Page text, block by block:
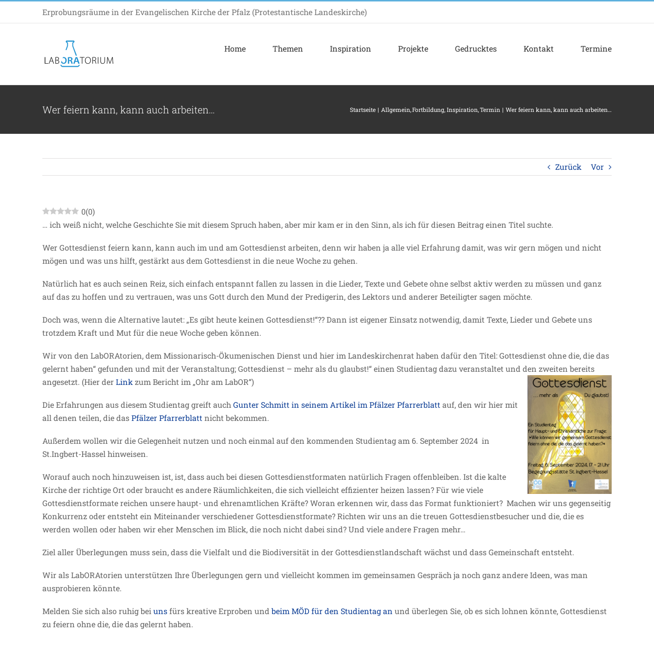
Erprobungsräume in der Evangelischen Kirche der Pfalz (Protestantische Landeskirche)
Home Themen Inspiration Projekte Gedrucktes Kontakt Termine
Wer feiern kann, kann auch arbeiten… Startseite Allgemein Fortbildung Inspiration Termin Wer feiern kann, kann auch arbeiten…
Zurück Vor
0(0)
… ich weiß nicht, welche Geschichte Sie mit diesem Spruch haben, aber mir kam er in den Sinn, als ich für diesen Beitrag einen Titel suchte.
Wer Gottesdienst feiern kann, kann auch im und am Gottesdienst arbeiten, denn wir haben ja alle viel Erfahrung damit, was wir gern mögen und nicht
mögen und was uns hilft, gestärkt aus dem Gottesdienst in die neue Woche zu gehen.
Natürlich hat es auch seinen Reiz, sich einfach entspannt fallen zu lassen in die Lieder, Texte und Gebete ohne selbst aktiv werden zu müssen und ganz
auf das zu hoffen und zu vertrauen, was uns Gott durch den Mund der Predigerin, des Lektors und anderer Beteiligter sagen möchte.
Doch was, wenn die Alternative lautet: „Es gibt heute keinen Gottesdienst!“?? Dann ist eigener Einsatz notwendig, damit Texte, Lieder und Gebete uns
trotzdem Kraft und Mut für die neue Woche geben können.
Wir von den LabORAtorien, dem Missionarisch-Ökumenischen Dienst und hier im Landeskirchenrat haben dafür den Titel: Gottesdienst ohne die, die das
gelernt haben“ gefunden und mit der Veranstaltung; Gottesdienst – mehr als du glaubst!“ einen Studientag dazu veranstaltet und den zweiten bereits
angesetzt. (Hier derLink zum Bericht im „Ohr am LabOR“)
Die Erfahrungen aus diesem Studientag greift auch Gunter Schmitt in seinem Artikel im Pfälzer Pfarrerblatt auf, den wir hier mit
all denen teilen, die dasPfälzer Pfarrerblatt nicht bekommen.
Außerdem wollen wir die Gelegenheit nutzen und noch einmal auf den kommenden Studientag am 6. September 2024 in
St.Ingbert-Hassel hinweisen.
Worauf auch noch hinzuweisen ist, ist, dass auch bei diesen Gottesdienstformaten natürlich Fragen offenbleiben. Ist die kalte
Kirche der richtige Ort oder braucht es andere Räumlichkeiten, die sich vielleicht effizienter heizen lassen? Für wie viele
Gottesdienstformate reichen unsere haupt- und ehrenamtlichen Kräfte? Woran erkennen wir, dass das Format funktioniert? Machen wir uns gegenseitig
Konkurrenz oder entsteht ein Miteinander verschiedener Gottesdienstformate? Richten wir uns an die treuen Gottesdienstbesucher und die, die es
werden wollen oder haben wir eher Menschen im Blick, die noch nicht dabei sind? Und viele andere Fragen mehr…
Ziel aller Überlegungen muss sein, dass die Vielfalt und die Biodiversität in der Gottesdienstlandschaft wächst und dass Gemeinschaft entsteht.
Wir als LabORAtorien unterstützen Ihre Überlegungen gern und vielleicht kommen im gemeinsamen Gespräch ja noch ganz andere Ideen, was man
ausprobieren könnte.
Melden Sie sich also ruhig bei unsfürs kreative Erproben undbeim MÖD für den Studientag an und überlegen Sie, ob es sich lohnen könnte, Gottesdienst
zu feiern ohne die, die das gelernt haben.